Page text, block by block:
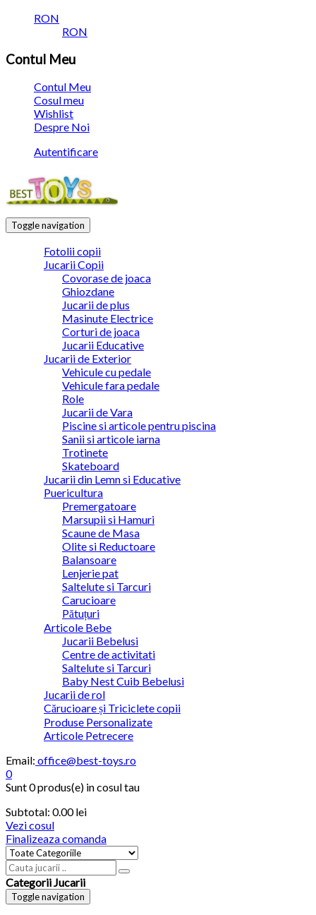
RON
RON
Contul Meu
Contul Meu
Cosul meu
Wishlist
Despre Noi
Autentificare
Toggle navigation
Fotolii copii
Jucarii Copii
Covorase de joaca
Ghiozdane
Jucarii de plus
Masinute Electrice
Corturi de joaca
Jucarii Educative
Jucarii de Exterior
Vehicule cu pedale
Vehicule fara pedale
Role
Jucarii de Vara
Piscine si articole pentru piscina
Sanii si articole iarna
Trotinete
Skateboard
Jucarii din Lemn si Educative
Puericultura
Premergatoare
Marsupii si Hamuri
Scaune de Masa
Olite si Reductoare
Balansoare
Lenjerie pat
Saltelute si Tarcuri
Carucioare
Pătuțuri
Articole Bebe
Jucarii Bebelusi
Centre de activitati
Saltelute si Tarcuri
Baby Nest Cuib Bebelusi
Jucarii de rol
Cărucioare și Triciclete copii
Produse Personalizate
Articole Petrecere
Email: office@best-toys.ro
0
Sunt0 produs(e) in cosul tau
Subtotal: 0.00lei
Vezi cosul
Finalizeaza comanda
Categorii Jucarii
Toggle navigation